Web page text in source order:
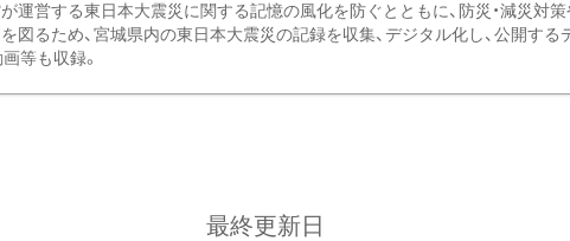
運営する東日本大震災に関する記憶の風化を防ぐとともに、防災・減災対
図るため、宮城県内の東日本大震災の記録を収集、デジタル化し、公開す
等も収録。
最終更新日